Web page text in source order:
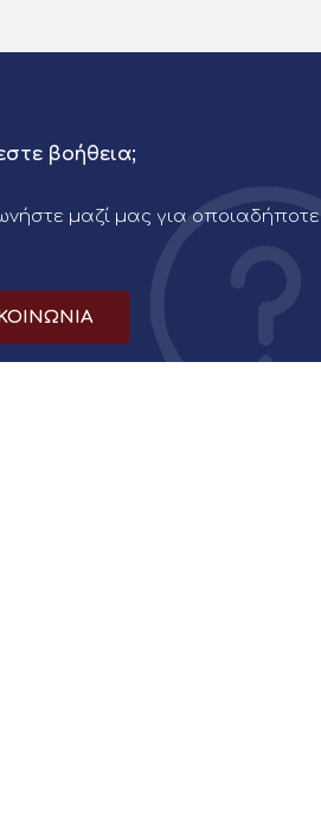
βοήθεια;
μαζί μας για οποιαδήποτε